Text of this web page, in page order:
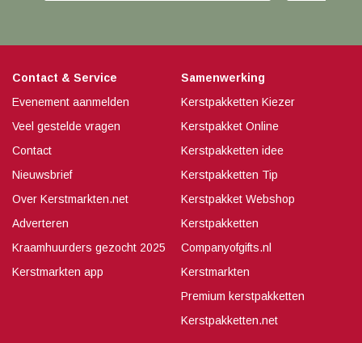
Contact & Service
Evenement aanmelden
Veel gestelde vragen
Contact
Nieuwsbrief
Over Kerstmarkten.net
Adverteren
Kraamhuurders gezocht 2025
Kerstmarkten app
Samenwerking
Kerstpakketten Kiezer
Kerstpakket Online
Kerstpakketten idee
Kerstpakketten Tip
Kerstpakket Webshop
Kerstpakketten
Companyofgifts.nl
Kerstmarkten
Premium kerstpakketten
Kerstpakketten.net